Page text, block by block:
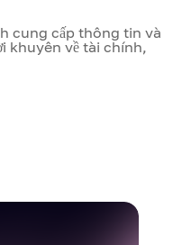
cung cấp thông tin và
khuyên về tài chính,